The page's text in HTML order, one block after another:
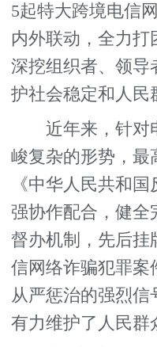
5起特大跨境电信
内外联动，全力打
深挖组织者、领导
护社会稳定和人民
近年来，针对
峻复杂的形势，最
《中华人民共和
强协作配合，健全
督办机制，先后挂
信网络诈骗犯罪案
从严惩治的强烈信
有力维护了人民群